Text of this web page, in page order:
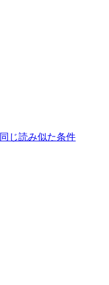
同じ読み似た条件